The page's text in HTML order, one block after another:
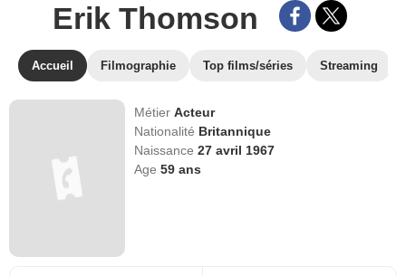
Erik Thomson
Accueil Filmographie Top films/séries Streaming
MétierActeur
Nationalité Britannique
Naissance27 avril 1967
Age59 ans